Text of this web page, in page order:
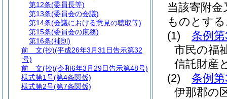
当該寄附
ものとす
(1)
条例
市民の福
信託財産
(2)
条例
伊那郡の
第12条(委員長等)
第13条(委員会の会議)
第14条(会議における意見の聴取等)
第15条(委員会の庶務)
第16条(補則)
前 文(抄)(平成26年3月31日告示第32
号)
前 文(抄)(令和6年3月29日告示第48号)
様式第1号(第4条関係)
様式第2号(第7条関係)